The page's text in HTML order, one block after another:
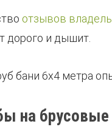
отзывов
дорого и дышит.
бани 6х4 метра
на брусовые